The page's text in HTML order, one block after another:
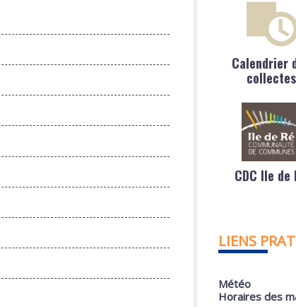
Calendrier
collectes
CDC Ile de
LIENS
Météo
Horaires des